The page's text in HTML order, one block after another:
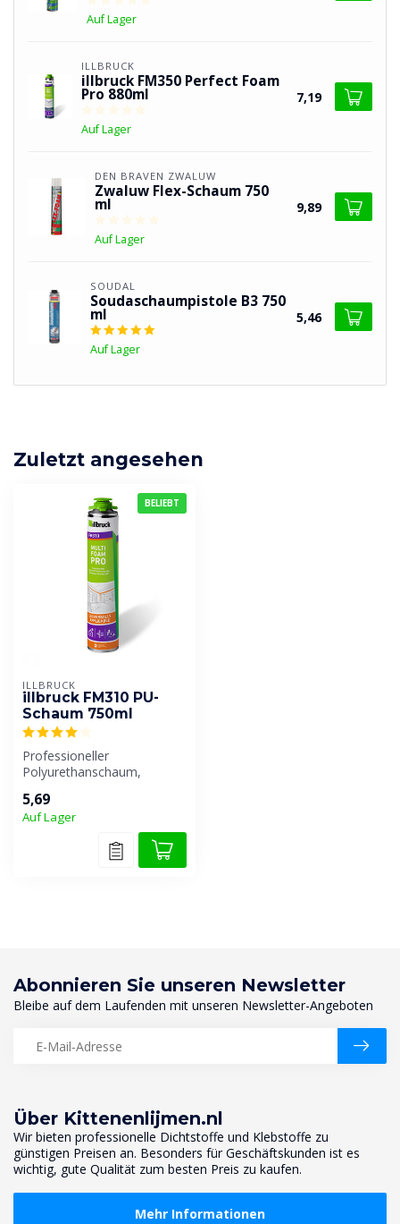
Auf Lager
ILLBRUCK
illbruck FM350 Perfect Foam
Pro 880ml
Auf Lager
7,19
DEN BRAVEN ZWALUW
Zwaluw Flex-Schaum 750
ml
Auf Lager
9,89
SOUDAL
Soudaschaumpistole B3 750
ml
Auf Lager
5,46
Zuletzt angesehen
BELIEBT
ILLBRUCK
illbruck FM310 PU-
Schaum 750ml
Professioneller
Polyurethanschaum,
Isolieren und Füllen ...
5,69
Auf Lager
Über Kittenenlijmen.nl
Wir bieten professionelle Dichtstoffe und Klebstoffe zu
günstigen Preisen an. Besonders für Geschäftskunden ist es
wichtig, gute Qualität zum besten Preis zu kaufen.
Mehr Informationen
Abonnieren Sie unseren Newsletter
Bleibe auf dem Laufenden mit unseren Newsletter-Angeboten